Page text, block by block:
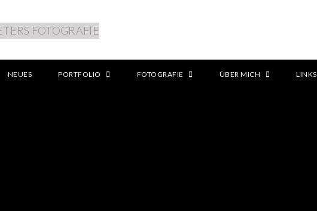
NEUES PORTFOLIO FOTOGRAFIE ÜBER MICH LINKS